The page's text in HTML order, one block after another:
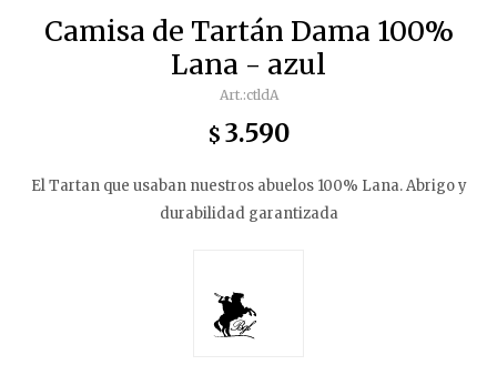
Camisa de Tartán Dama 100%
Lana - azul
ctldA
$ 3.590
El Tartan que usaban nuestros abuelos 100% Lana. Abrigo y
durabilidad garantizada